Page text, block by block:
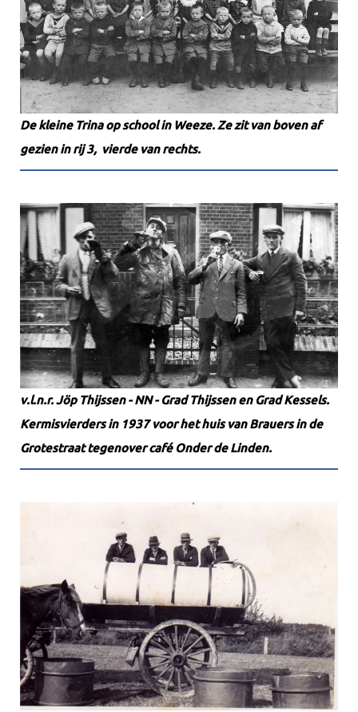
De kleine Trina op school in Weeze. Ze zit van boven af
gezien in rij 3, vierde van rechts.
v.l.n.r. Jöp Thijssen - NN - Grad Thijssen en Grad Kessels.
Kermisvierders in 1937 voor het huis van Brauers in de
Grotestraat tegenover café Onder de Linden.